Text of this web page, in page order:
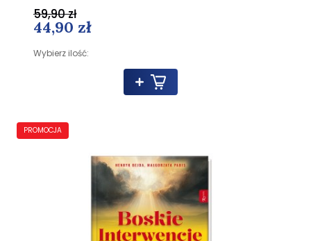
44,90 zł
Wybierz ilość:
59,90 zł
PROMOCJA